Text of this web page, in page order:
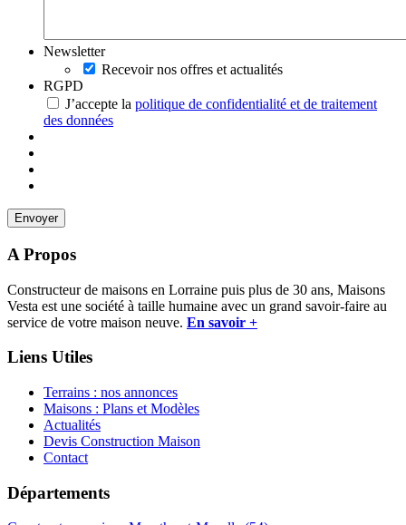
Newsletter
Recevoir nos offres et actualités
RGPD
J’accepte la politique de confidentialité et de traitement
des données
A Propos
Constructeur de maisons en Lorraine puis plus de 30 ans, Maisons
Vesta est une société à taille humaine avec un grand savoir-faire au
service de votre maison neuve. En savoir +
Liens Utiles
Terrains : nos annonces
Maisons : Plans et Modèles
Actualités
Devis Construction Maison
Contact
Départements